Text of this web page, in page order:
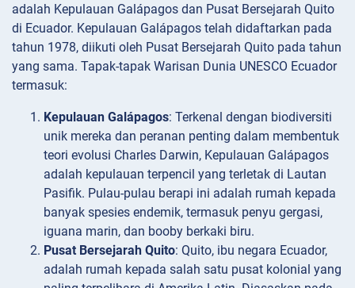
adalah Kepulauan Galápagos dan Pusat Bersejarah Quito
di Ecuador. Kepulauan Galápagos telah didaftarkan pada
tahun 1978, diikuti oleh Pusat Bersejarah Quito pada tahun
yang sama. Tapak-tapak Warisan Dunia UNESCO Ecuador
termasuk:
Kepulauan Galápagos: Terkenal dengan biodiversiti
unik mereka dan peranan penting dalam membentuk
teori evolusi Charles Darwin, Kepulauan Galápagos
adalah kepulauan terpencil yang terletak di Lautan
Pasifik. Pulau-pulau berapi ini adalah rumah kepada
banyak spesies endemik, termasuk penyu gergasi,
iguana marin, dan booby berkaki biru.
Pusat Bersejarah Quito: Quito, ibu negara Ecuador,
adalah rumah kepada salah satu pusat kolonial yang